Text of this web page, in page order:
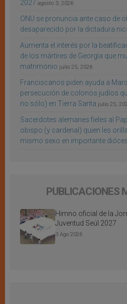
2027 agosto 3, 2026
ONU se pronuncia ante caso de
desaparecido por la dictadura
Aumenta el interés por la
de los mártires de Georgia que
matrimonio julio 25, 2026
Franciscanos piden ayuda a
persecución de colonos judíos
no sólo) en Tierra Santa julio 25,
Sacerdotes alemanes fieles al
obispo (y cardenal) quien les
mismo sexo en importante
PUBLICACIONES
Himno oficial de la
Juventud Seúl 2027
3 Ago 2026